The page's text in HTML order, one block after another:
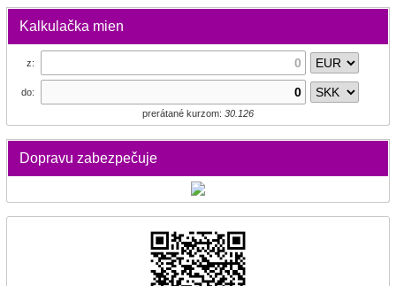
Kalkulačka mien
z:
do:
prerátané kurzom: 30.126
Dopravu zabezpečuje